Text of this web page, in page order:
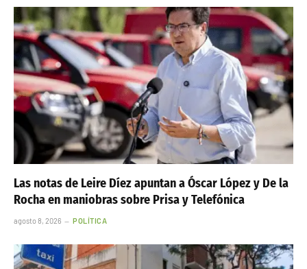
Las notas de Leire Díez apuntan a Óscar López y De la
Rocha en maniobras sobre Prisa y Telefónica
agosto 8, 2026 POLÍTICA